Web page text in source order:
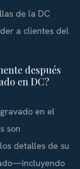
de la DC
a clientes del
después
en DC?
en el
son
detalles de su